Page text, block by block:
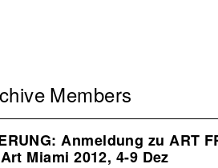
Members
Anmeldung zu ART
Miami 2012, 4-9 Dez